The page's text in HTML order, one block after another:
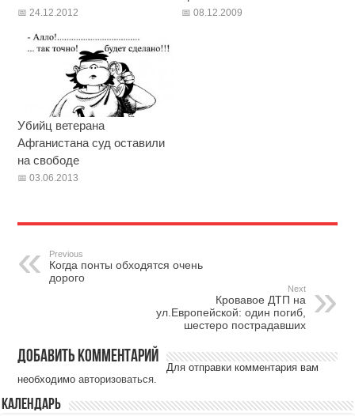
24.12.2012 08.12.2009
Убийц ветерана
Афганистана суд оставили
на свободе
03.06.2013
Previous
Когда понты обходятся очень
дорого
Next
Кровавое ДТП на
ул.Европейской: один погиб,
шестеро пострадавших
Добавить комментарий
Для отправки комментария вам
необходимоавторизоваться.
Календарь